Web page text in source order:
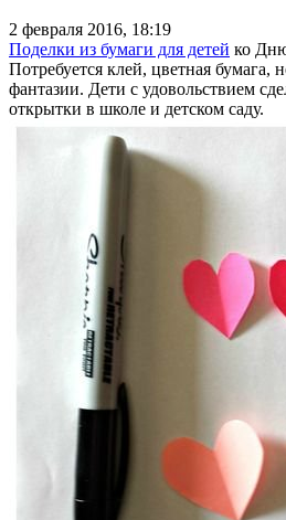
2 февраля 2016, 18:19
Поделки из бумаги для детей ко
Потребуется клей, цветная
фантазии. Дети с удовольствием
открытки в школе и детском саду.